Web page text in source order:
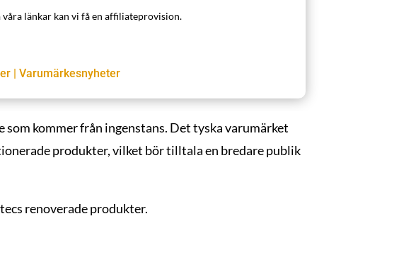
våra länkar kan vi få en affiliateprovision.
|Varumärkesnyheter
kommer från ingenstans. Det tyska varumärket
produkter, vilket bör tilltala en bredare publik
renoverade produkter.